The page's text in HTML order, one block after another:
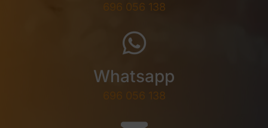
696 056 138
Whatsapp
696 056 138